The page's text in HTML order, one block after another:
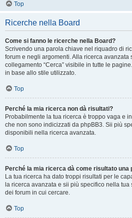
Top
Ricerche nella Board
Come si fanno le ricerche nella Board?
Scrivendo una parola chiave nel riquadro di
forum e negli argomenti. Alla ricerca avanzata
collegamento “Cerca” visibile in tutte le
in base allo stile utilizzato.
Top
Perché la mia ricerca non dà risultati?
Probabilmente la tua ricerca è troppo vaga e
che non sono indicizzati da phpBB3. Sii più
disponibili nella ricerca avanzata.
Top
Perché la mia ricerca dà come risultato una
La tua ricerca ha dato troppi risultati per le
la ricerca avanzata e sii più specifico nella
dei forum in cui cercare.
Top